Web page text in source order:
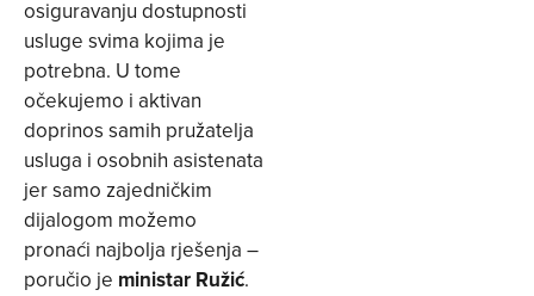
osiguravanju dostupnosti
usluge svima kojima je
potrebna. U tome
očekujemo i aktivan
doprinos samih pružatelja
usluga i osobnih asistenata
jer samo zajedničkim
dijalogom možemo
pronaći najbolja rješenja –
poručio je ministar Ružić.